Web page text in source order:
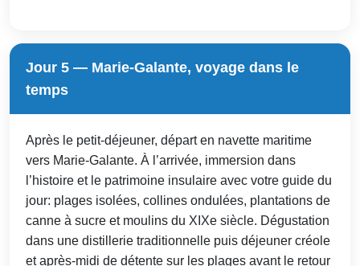
Jour 5 — Marie-Galante, voyage dans le
temps
Après le petit-déjeuner, départ en navette maritime
vers Marie-Galante. À l’arrivée, immersion dans
l’histoire et le patrimoine insulaire avec votre guide du
jour: plages isolées, collines ondulées, plantations de
canne à sucre et moulins du XIXe siècle. Dégustation
dans une distillerie traditionnelle puis déjeuner créole
et après-midi de détente sur les plages avant le retour